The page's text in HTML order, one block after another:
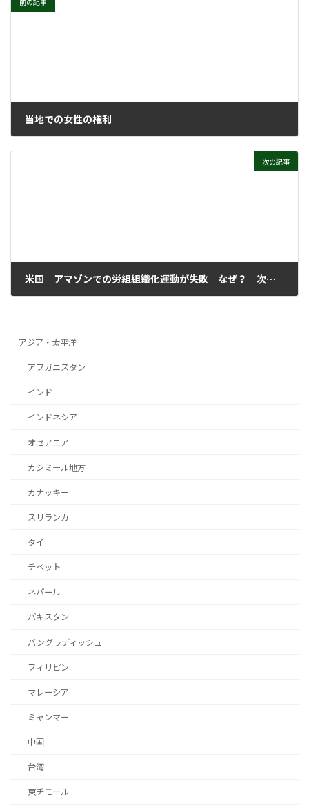
前の記事
当地での女性の権利
次の記事
米国 アマゾンでの労組組織化運動が失敗―なぜ？ 次は？
アジア・太平洋
アフガニスタン
インド
インドネシア
オセアニア
カシミール地方
カナッキー
スリランカ
タイ
チベット
ネパール
パキスタン
バングラディッシュ
フィリピン
マレーシア
ミャンマー
中国
台湾
東チモール